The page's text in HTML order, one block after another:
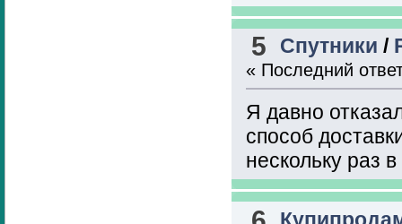
5 Спутники /
« Последний
Я давно
способ
нескольку раз